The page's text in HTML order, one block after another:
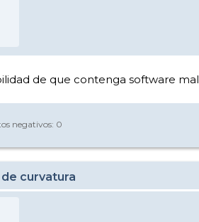
de que contenga software
negativos: 0
curvatura